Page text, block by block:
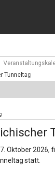
Tunneltag
Oktober 2026,
statt.